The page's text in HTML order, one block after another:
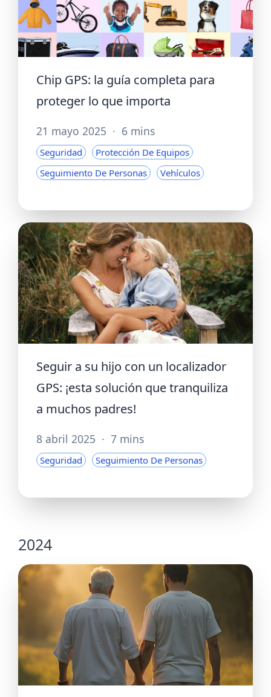
Chip GPS: la guía completa para
proteger lo que importa
21 mayo 2025 · 6 mins
Seguridad
Protección De Equipos
Seguimiento De Personas
Vehículos
Seguir a su hijo con un localizador
GPS: ¡esta solución que tranquiliza
a muchos padres!
8 abril 2025 · 7 mins
Seguridad Seguimiento De Personas
2024